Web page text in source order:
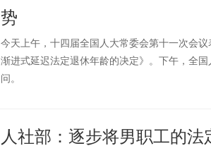
势
今天上午，十四届全国人大常委会第十一次会
渐进式延迟法定退休年龄的决定》。下午，全
问。
人社部：逐步将男职工的